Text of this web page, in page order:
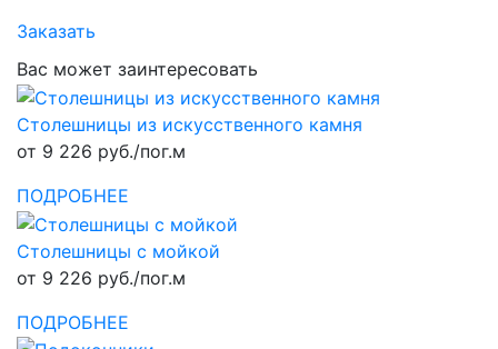
Заказать
Вас может заинтересовать
Столешницы из искусственного камня
от 9 226 руб./пог.м
ПОДРОБНЕЕ
Столешницы с мойкой
от 9 226 руб./пог.м
ПОДРОБНЕЕ